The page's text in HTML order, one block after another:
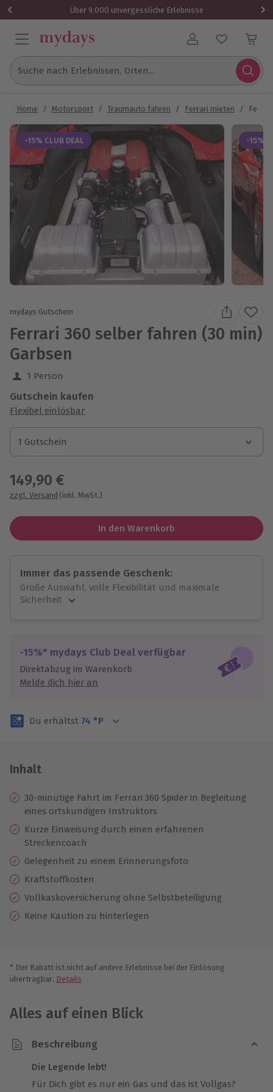
Über 9.000 unvergessliche Erlebnisse
Benutzerkonto
Suche nach Erlebnissen, Orten...
Home / Motorsport / Traumauto fahren / Ferrari mieten /
-15% CLUB DEAL -15%
mydays Gutschein
Ferrari 360 selber fahren (30 min)
Garbsen
1 Person
Gutschein kaufen
Flexibel einlösbar
1 Gutschein
1 Gutschein
1 Gutschein
149,90 €
zzgl. Versand (inkl. MwSt.)
In den Warenkorb
Immer das passende Geschenk:
Große Auswahl, volle Flexibilität und maximale
Sicherheit
Jeder Gutschein für alle Erlebnisse einlösbar.
Maximale Sicherheit
3 Jahre gültig & verlängerbar.
-15%* mydays Club Deal verfügbar
Direktabzug im Warenkorb
Melde dich hier an
Du erhältst 74 °P
Inhalt
30-minütige Fahrt im Ferrari 360 Spider in Begleitung
eines ortskundigen Instruktors
Kurze Einweisung durch einen erfahrenen
Streckencoach
Gelegenheit zu einem Erinnerungsfoto
Kraftstoffkosten
Vollkaskoversicherung ohne Selbstbeteiligung
Keine Kaution zu hinterlegen
* Der Rabatt ist nicht auf andere Erlebnisse bei der Einlösung
übertragbar. Details
Alles auf einen Blick
Beschreibung
Die Legende lebt!
Für Dich gibt es nur ein Gas und das ist Vollgas?